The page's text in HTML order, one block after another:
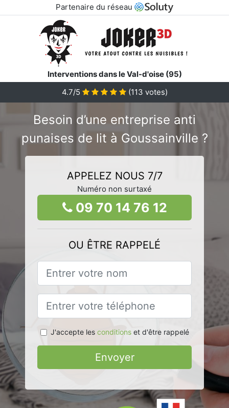
Partenaire du réseau
Interventions dans le Val-d'oise (95)
4.7/5
(113 votes)
Besoin d’une entreprise anti
punaises de lit à Goussainville ?
APPELEZ NOUS 7/7
Numéro non surtaxé
09 70 14 76 12
OU ÊTRE RAPPELÉ
J'accepte les conditionset d'être rappelé
Envoyer